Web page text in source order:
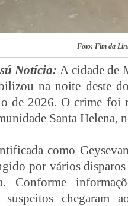
Foto: Fim da
Notícia: A cidade de
na noite deste
de 2026. O crime foi
Santa Helena,
como
por vários
Conforme
suspeitos